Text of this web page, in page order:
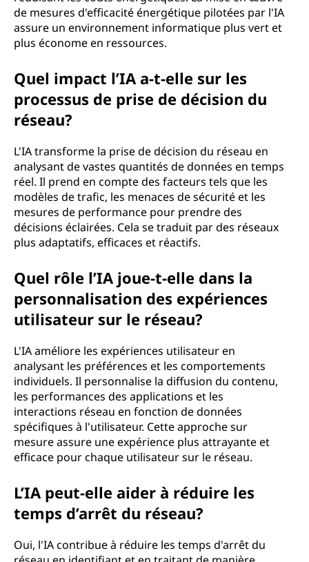
de mesures d'efficacité énergétique pilotées par l'IA
assure un environnement informatique plus vert et
plus économe en ressources.
Quel impact l’IA a-t-elle sur les
processus de prise de décision du
réseau?
L'IA transforme la prise de décision du réseau en
analysant de vastes quantités de données en temps
réel. Il prend en compte des facteurs tels que les
modèles de trafic, les menaces de sécurité et les
mesures de performance pour prendre des
décisions éclairées. Cela se traduit par des réseaux
plus adaptatifs, efficaces et réactifs.
Quel rôle l’IA joue-t-elle dans la
personnalisation des expériences
utilisateur sur le réseau?
L'IA améliore les expériences utilisateur en
analysant les préférences et les comportements
individuels. Il personnalise la diffusion du contenu,
les performances des applications et les
interactions réseau en fonction de données
spécifiques à l'utilisateur. Cette approche sur
mesure assure une expérience plus attrayante et
efficace pour chaque utilisateur sur le réseau.
L’IA peut-elle aider à réduire les
temps d’arrêt du réseau?
Oui, l'IA contribue à réduire les temps d'arrêt du